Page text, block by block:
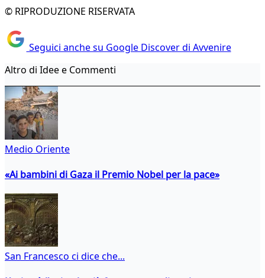
© RIPRODUZIONE RISERVATA
Seguici anche su Google Discover di Avvenire
Altro di Idee e Commenti
Medio Oriente
«Ai bambini di Gaza il Premio Nobel per la pace»
San Francesco ci dice che...